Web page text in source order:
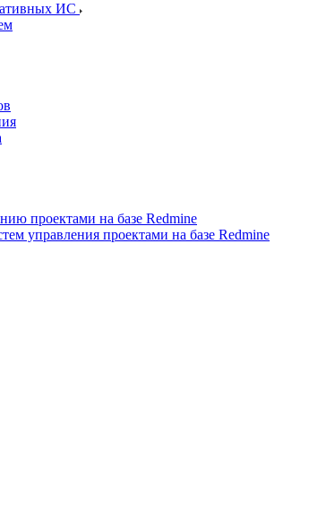
ИС
проектами на базе Redmine
управления проектами на базе Redmine